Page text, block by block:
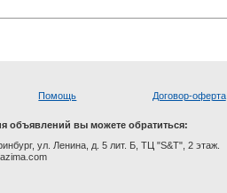
Помощь Договор-оферта
объявлений вы можете обратиться:
ул. Ленина, д. 5 лит. Б, ТЦ "S&T", 2 этаж.